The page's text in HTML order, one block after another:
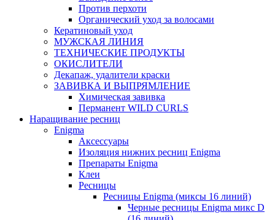
Против перхоти
Органический уход за волосами
Кератиновый уход
МУЖСКАЯ ЛИНИЯ
ТЕХНИЧЕСКИЕ ПРОДУКТЫ
ОКИСЛИТЕЛИ
Декапаж, удалители краски
ЗАВИВКА И ВЫПРЯМЛЕНИЕ
Химическая завивка
Перманент WILD CURLS
Наращивание ресниц
Enigma
Аксессуары
Изоляция нижних ресниц Enigma
Препараты Enigma
Клеи
Ресницы
Ресницы Enigma (миксы 16 линий)
Черные ресницы Enigma микс D